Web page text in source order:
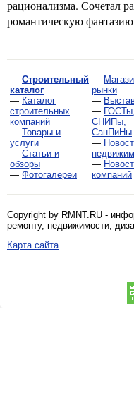
рационализма. Сочетал
романтическую
— Строительный
каталог
— Каталог
строительных
компаний
— Товары и
услуги
— Статьи и
обзоры
— Фотогалереи
—
рынки
—
— ГОСТы,
СНИПы,
СанПиНы
—
—
компаний
Copyright by RMNT.RU -
ремонту, недвижимости,
Карта сайта